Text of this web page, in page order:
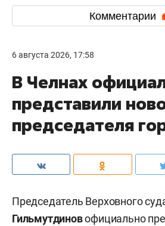
Комментарии
6 августа 2026, 17:58
В Челнах
представили
председателя
Председатель Верховного
Гильмутдиновофициально